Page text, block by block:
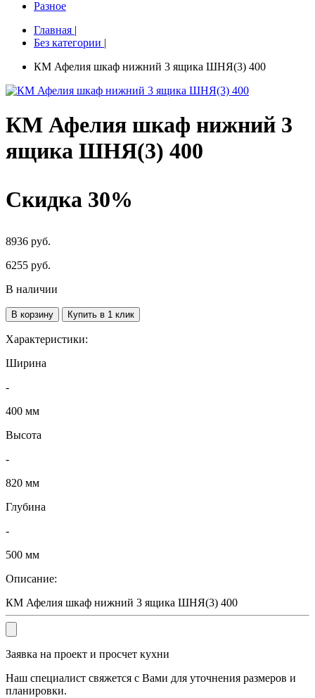
Разное
Главная |
Без категории |
КМ Афелия шкаф нижний 3 ящика ШНЯ(3) 400
КМ Афелия шкаф нижний 3
ящика ШНЯ(3) 400
Скидка 30%
8936 руб.
6255 руб.
В наличии
В корзину Купить в 1 клик
Характеристики:
Ширина
-
400 мм
Высота
-
820 мм
Глубина
-
500 мм
Описание:
КМ Афелия шкаф нижний 3 ящика ШНЯ(3) 400
Заявка на проект и просчет кухни
Наш специалист свяжется с Вами для уточнения размеров и
планировки.